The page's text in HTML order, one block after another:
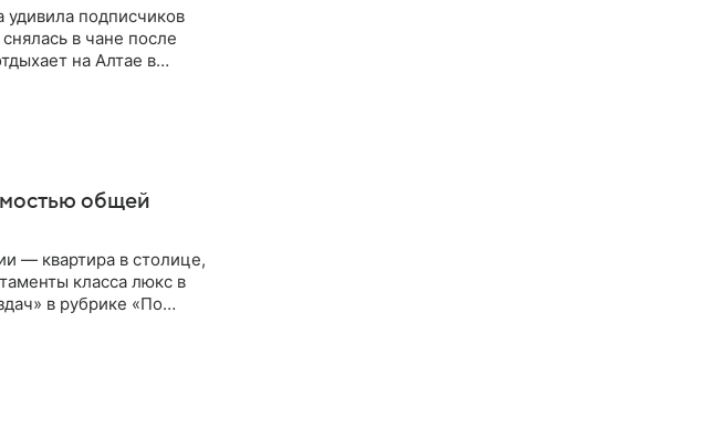
удивила подписчиков
в чане после
на Алтае в
общей
— квартира в столице,
класса люкс в
в рубрике «По